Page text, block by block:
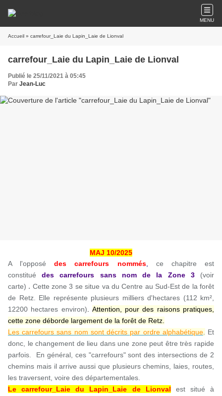
MENU
Accueil » carrefour_Laie du Lapin_Laie de Lionval
carrefour_Laie du Lapin_Laie de Lionval
Publié le 25/11/2021 à 05:45
Par Jean-Luc
MAJ 10/2025
A l'opposédes carrefours nommés,
ce chapitre est
constitué
des carrefours sans nomde la Zone 3
(voir
carte) . Cette zone 3 se situe va du Centre au Sud-Est de la forêt
de Retz. Elle représente plusieurs milliers d'hectares (112 km²,
12200 hectares environ)
Attention, pour des raisons pratiques,
cette zone déborde largement de la forêt de Retz.
Les carrefours sans nom sont décrits par ordre alphabétique.
Et
donc, le changement de lieu dans une zone peut être très rapide
parfois. En général, ces "carrefours" sont des intersections de 2
chemins mais il arrive aussi que plusieurs chemins, laies, routes,
les traversent, voire des départementales.
Le carrefour_Laie du Lapin_Laie de Lionval est situé à